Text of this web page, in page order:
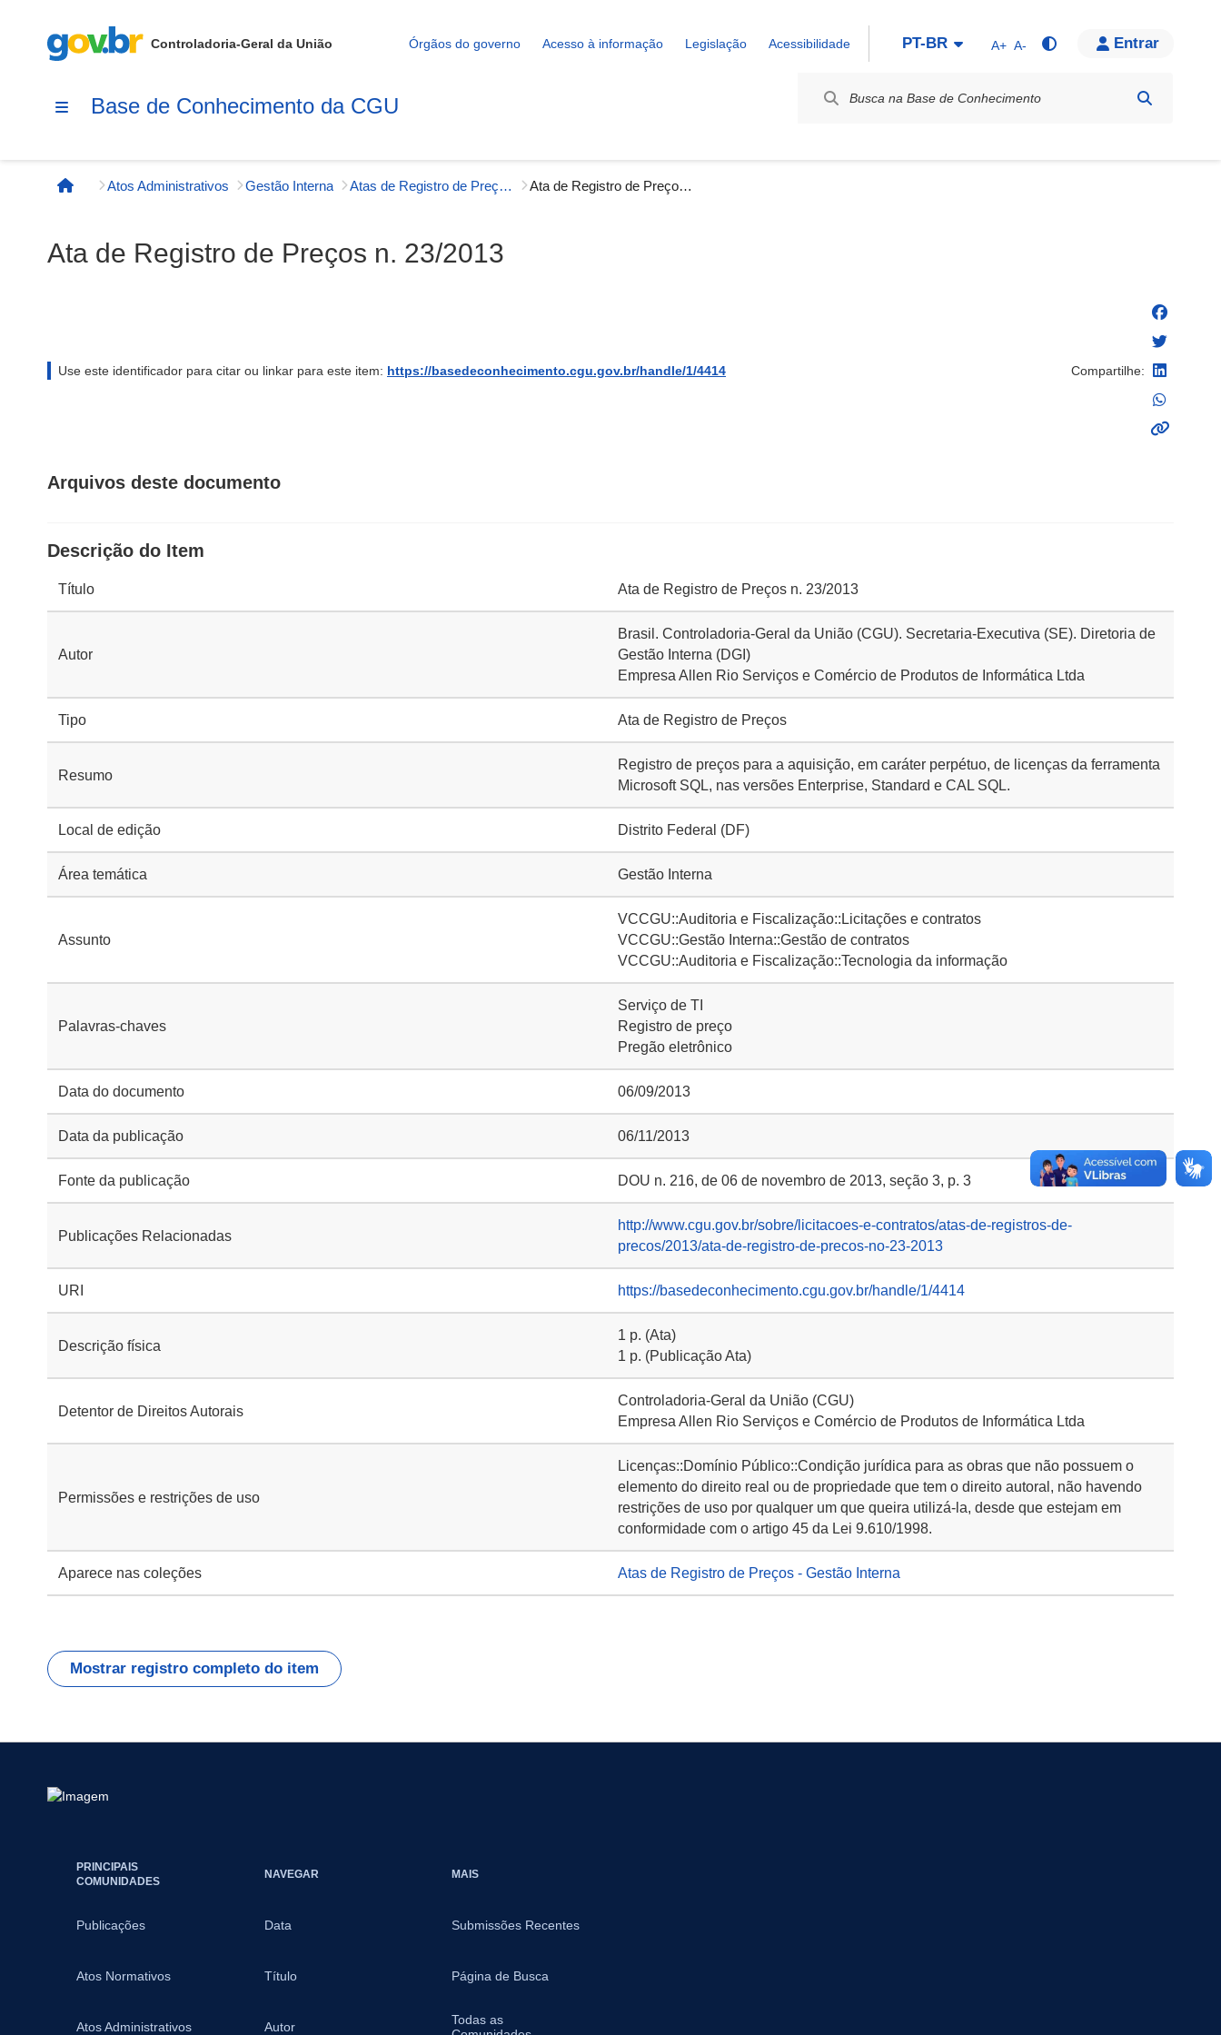
Controladoria-Geral da União Órgãos do governo Acesso à informação Legislação Acessibilidade PT-BR A+ A- Entrar
Base de Conhecimento da CGU
Página inicial
Atos Administrativos Gestão Interna Atas de Registro de Preços - Gestão Interna Ata de Registro de Preços n. 23/2013
Ata de Registro de Preços n. 23/2013
Use este identificador para citar ou linkar para este item: https://basedeconhecimento.cgu.gov.br/handle/1/4414 Compartilhe:
Arquivos deste documento
Descrição do Item
Título Ata de Registro de Preços n. 23/2013
Autor
Brasil. Controladoria-Geral da União (CGU). Secretaria-Executiva (SE). Diretoria de
Gestão Interna (DGI)
Empresa Allen Rio Serviços e Comércio de Produtos de Informática Ltda
Tipo Ata de Registro de Preços
Resumo
Registro de preços para a aquisição, em caráter perpétuo, de licenças da ferramenta
Microsoft SQL, nas versões Enterprise, Standard e CAL SQL.
Local de edição Distrito Federal (DF)
Área temática Gestão Interna
Assunto
VCCGU::Auditoria e Fiscalização::Licitações e contratos
VCCGU::Gestão Interna::Gestão de contratos
VCCGU::Auditoria e Fiscalização::Tecnologia da informação
Palavras-chaves
Serviço de TI
Registro de preço
Pregão eletrônico
Data do documento 06/09/2013
Data da publicação 06/11/2013
Fonte da publicação DOU n. 216, de 06 de novembro de 2013, seção 3, p. 3
Publicações Relacionadas
http://www.cgu.gov.br/sobre/licitacoes-e-contratos/atas-de-registros-de-
precos/2013/ata-de-registro-de-precos-no-23-2013
URI https://basedeconhecimento.cgu.gov.br/handle/1/4414
Descrição física
1 p. (Ata)
1 p. (Publicação Ata)
Detentor de Direitos Autorais
Controladoria-Geral da União (CGU)
Empresa Allen Rio Serviços e Comércio de Produtos de Informática Ltda
Permissões e restrições de uso
Licenças::Domínio Público::Condição jurídica para as obras que não possuem o
elemento do direito real ou de propriedade que tem o direito autoral, não havendo
restrições de uso por qualquer um que queira utilizá-la, desde que estejam em
conformidade com o artigo 45 da Lei 9.610/1998.
Aparece nas coleções Atas de Registro de Preços - Gestão Interna
Mostrar registro completo do item
PRINCIPAIS
COMUNIDADES
Publicações
Atos Normativos
Atos Administrativos
NAVEGAR
Data
Título
Autor
MAIS
Submissões Recentes
Página de Busca
Todas as